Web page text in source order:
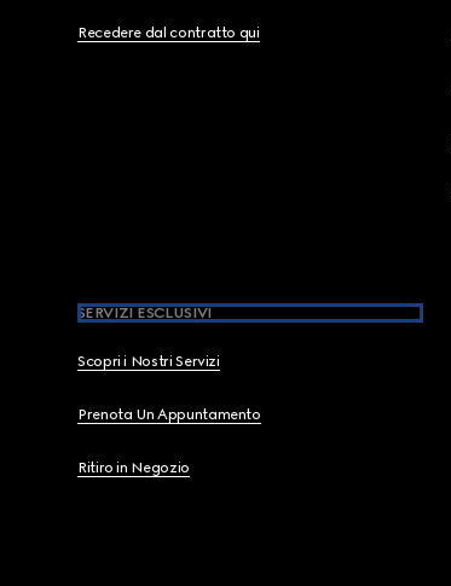
Recedere dal contratto qui
SERVIZI ESCLUSIVI
Scopri i Nostri Servizi
Prenota Un Appuntamento
Ritiro in Negozio